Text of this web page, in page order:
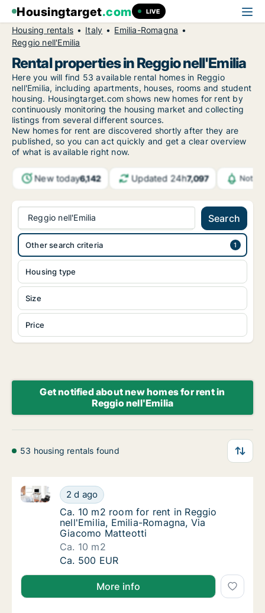
Housingtarget.com LIVE
Housing rentals Italy
Emilia-Romagna
Reggio nell'Emilia
Rental properties in Reggio nell'Emilia
Here you will find 53 available rental homes in Reggio
nell'Emilia, including apartments, houses, rooms and student
housing. Housingtarget.com shows new homes for rent by
continuously monitoring the housing market and collecting
listings from several different sources.
New homes for rent are discovered shortly after they are
published, so you can act quickly and get a clear overview
of what is available right now.
New today6,142 Updated 24h7,097
Reggio nell'Emilia Search
Housing type
Size
Price
Other search criteria
Get notified about new homes for rent in
Reggio nell'Emilia
53 housing rentals found
Ca. 10 m2 room for rent in Reggio
2 d ago
Ca. 10 m2 room for rent in Reggio nell'Emilia,
Ca. 10 m2 room for rent in Reggio
Ca. 10 m2 room for rent in Reggio
nell'Emilia, Emilia-Romagna, Via
Giacomo Matteotti
Ca. 10 m2
Ca. 10 m2 room for rent in Reggio
Ca. 500 EUR
More info